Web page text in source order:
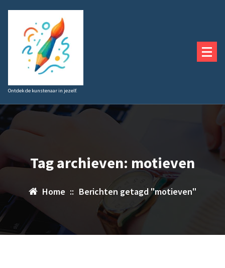
Ontdek de kunstenaar in jezelf.
Tag archieven: motieven
Home :: Berichten getagd "motieven"